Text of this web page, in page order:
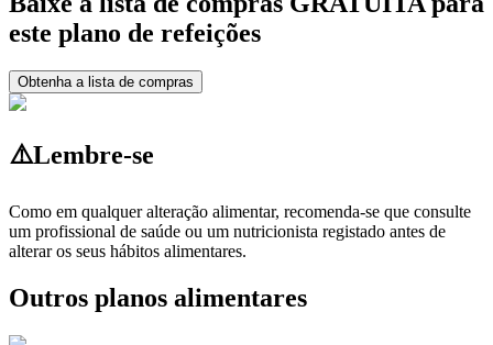
este plano de refeições
Obtenha a lista de compras
⚠️Lembre-se
Como em qualquer alteração alimentar, recomenda-se que consulte
um profissional de saúde ou um nutricionista registado antes de
alterar os seus hábitos alimentares.
Outros planos alimentares